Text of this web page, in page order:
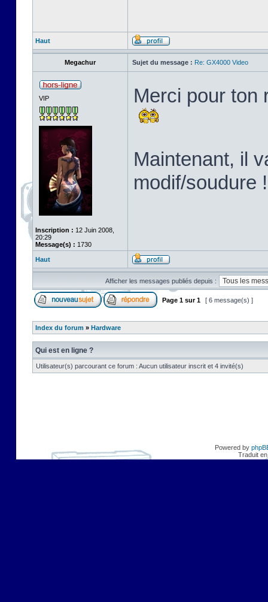
Haut
Megachur Sujet du message : Re: GX4000 Video
VIP
Inscription : 12 Juin 2008,
20:29
Message(s) : 1730
Merci pour ton
Maintenant, il
modif/soudure
Haut
Afficher les messages publiés depuis :
Page 1 sur1 [ 6 message(s) ]
Index du forum » Hardware
Qui est en ligne ?
Utilisateur(s) parcourant ce forum : Aucun utilisateur inscrit et 4 invité(s)
Powered by
Traduit